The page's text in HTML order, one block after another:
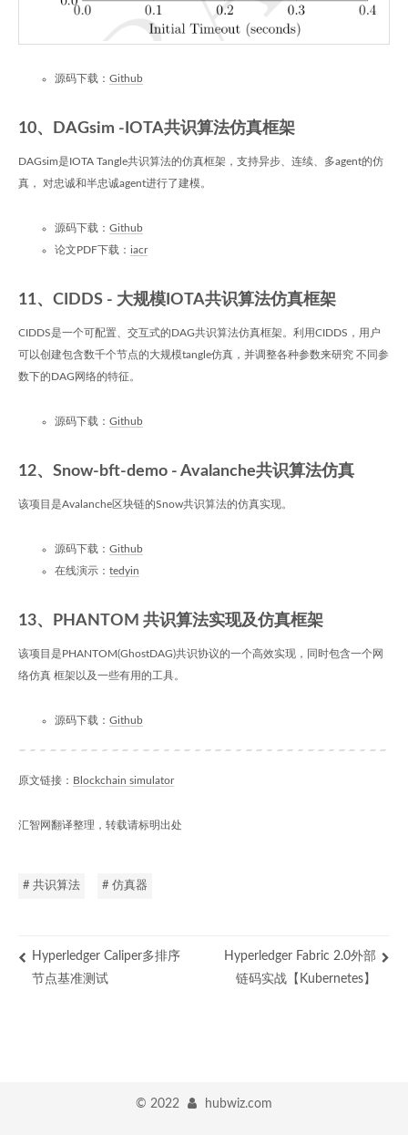
源码下载： Github
10、DAGsim -IOTA共识算法仿真框架
DAGsim是IOTA Tangle共识算法的仿真框架，支持异步、连续、多agent的仿
真， 对忠诚和半忠诚agent进行了建模。
源码下载： Github
论文PDF下载： iacr
11、CIDDS - 大规模IOTA共识算法仿真框架
CIDDS是一个可配置、交互式的DAG共识算法仿真框架。利用CIDDS，用户
可以创建包含数千个节点的大规模tangle仿真，并调整各种参数来研究 不同参
数下的DAG网络的特征。
源码下载： Github
12、Snow-bft-demo - Avalanche共识算法仿真
该项目是Avalanche区块链的Snow共识算法的仿真实现。
源码下载： Github
在线演示： tedyin
13、PHANTOM 共识算法实现及仿真框架
该项目是PHANTOM(GhostDAG)共识协议的一个高效实现，同时包含一个网
络仿真 框架以及一些有用的工具。
源码下载： Github
原文链接： Blockchain simulator
汇智网翻译整理，转载请标明出处
# 共识算法 # 仿真器
Hyperledger Caliper多排序
节点基准测试
Hyperledger Fabric 2.0外部
链码实战【Kubernetes】
© 2022 hubwiz.com